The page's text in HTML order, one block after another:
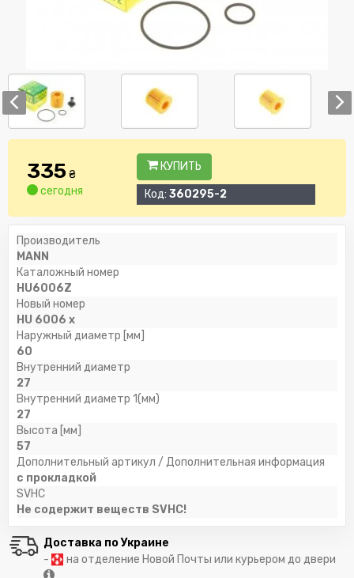
335₴
сегодня
КУПИТЬ
Код: 360295-2
Производитель
MANN
Каталожный номер
HU6006Z
Новый номер
HU 6006 x
Наружный диаметр [мм]
60
Внутренний диаметр
27
Внутренний диаметр 1(мм)
27
Высота [мм]
57
Дополнительный артикул / Дополнительная информация
с прокладкой
SVHC
Не содержит веществ SVHC!
Доставка по Украине
-
на отделение Новой Почты или курьером до двери